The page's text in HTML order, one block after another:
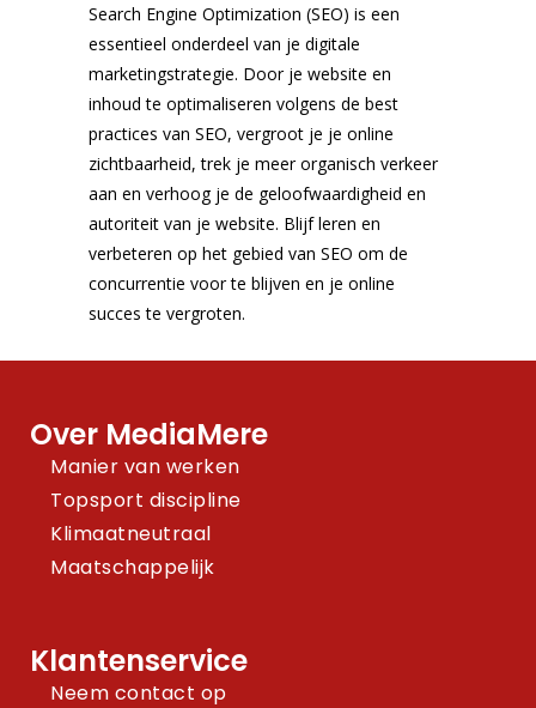
Search Engine Optimization (SEO) is een
essentieel onderdeel van je digitale
marketingstrategie. Door je website en
inhoud te optimaliseren volgens de best
practices van SEO, vergroot je je online
zichtbaarheid, trek je meer organisch verkeer
aan en verhoog je de geloofwaardigheid en
autoriteit van je website. Blijf leren en
verbeteren op het gebied van SEO om de
concurrentie voor te blijven en je online
succes te vergroten.
Over MediaMere
Manier van werken
Topsport discipline
Klimaatneutraal
Maatschappelijk
Klantenservice
Neem contact op